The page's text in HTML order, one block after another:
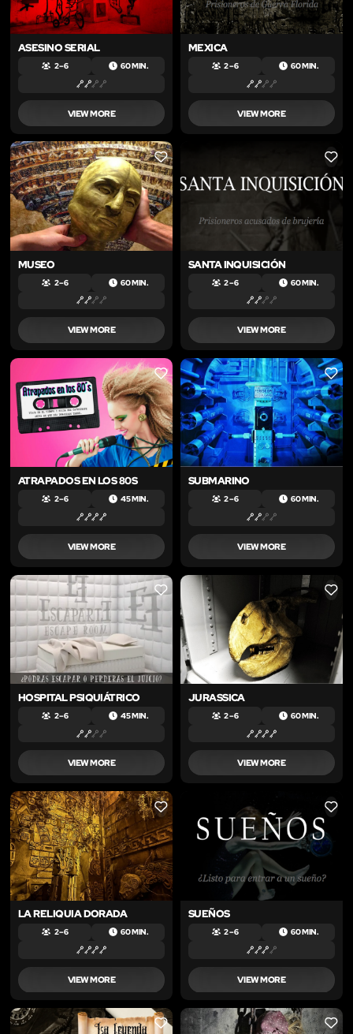
ASESINO SERIAL
2 – 6 60 MIN.
VIEW MORE
MEXICA
2 – 6 60 MIN.
VIEW MORE
LIKE
MUSEO
2 – 6 60 MIN.
VIEW MORE
LIKE
SANTA INQUISICIÓN
2 – 6 60 MIN.
VIEW MORE
LIKE
ATRAPADOS EN LOS 80S
2 – 6 45 MIN.
VIEW MORE
LIKE
SUBMARINO
2 – 6 60 MIN.
VIEW MORE
LIKE
HOSPITAL PSIQUIÁTRICO
2 – 6 45 MIN.
VIEW MORE
LIKE
JURASSICA
2 – 6 60 MIN.
VIEW MORE
LIKE
LA RELIQUIA DORADA
2 – 6 60 MIN.
VIEW MORE
LIKE
SUEÑOS
2 – 6 60 MIN.
VIEW MORE
LIKE LIKE